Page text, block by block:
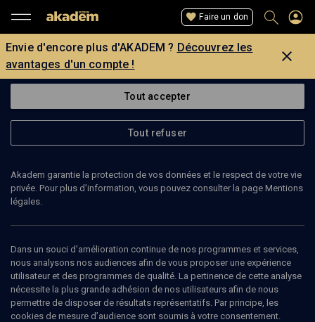
Faire un don
Envie d'encore plus d'AKADEM ? Découvrez les
avantages d'un compte !
professeur de langues
Vered Shemtov est professeur de langues à l’université de
Stanford.
Tout accepter
Tout refuser
Akadem garantie la protection de vos données et le respect de votre vie
privée. Pour plus d’information, vous pouvez consulter la page Mentions
légales.
Dans un souci d’amélioration continue de nos programmes et services,
nous analysons nos audiences afin de vous proposer une expérience
utilisateur et des programmes de qualité. La pertinence de cette analyse
nécessite la plus grande adhésion de nos utilisateurs afin de nous
permettre de disposer de résultats représentatifs. Par principe, les
cookies de mesure d’audience sont soumis à votre consentement.